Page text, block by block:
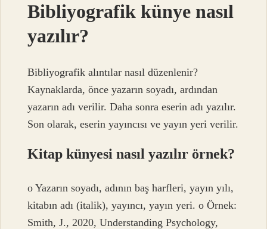
Bibliyografik künye nasıl
yazılır?
Bibliyografik alıntılar nasıl düzenlenir?
Kaynaklarda, önce yazarın soyadı, ardından
yazarın adı verilir. Daha sonra eserin adı yazılır.
Son olarak, eserin yayıncısı ve yayın yeri verilir.
Kitap künyesi nasıl yazılır örnek?
o Yazarın soyadı, adının baş harfleri, yayın yılı,
kitabın adı (italik), yayıncı, yayın yeri. o Örnek:
Smith, J., 2020, Understanding Psychology,